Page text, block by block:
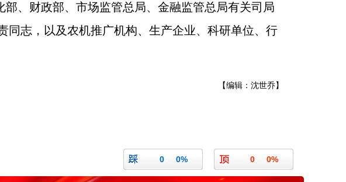
、财政部、市场监管总局、金融监管总局有关司局
同志，以及农机推广机构、生产企业、科研单位、行
【编辑：沈世乔】
0 0%
0 0%